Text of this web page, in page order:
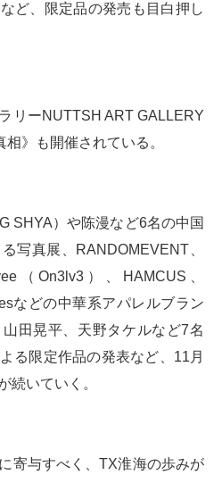
ど、限定品の発売も目白押し
リーNUTTSH ART GALLERY
》も開催されている。
SHYA）や陈漫など6名の中国
写真展、RANDOMEVENT、
（On3lv3）、HAMCUS、
などの中華系アパレルブラン
田晃平、天野タケルなど7名
る限定作品の発表など、11月
続いていく。
寄与すべく、TX淮海の歩みが